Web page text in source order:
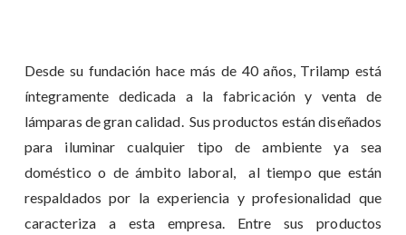
Desde su fundación hace más de 40 años, Trilamp está
íntegramente dedicada a la fabricación y venta de
lámparas de gran calidad. Sus productos están diseñados
para iluminar cualquier tipo de ambiente ya sea
doméstico o de ámbito laboral, al tiempo que están
respaldados por la experiencia y profesionalidad que
caracteriza a esta empresa. Entre sus productos